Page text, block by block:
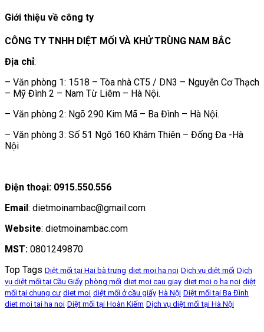
Giới thiệu về công ty
CÔNG TY TNHH DIỆT MỐI VÀ KHỬ TRÙNG NAM BẮC
Địa chỉ:
– Văn phòng 1: 1518 – Tòa nhà CT5 / DN3 – Nguyễn Cơ Thạch
– Mỹ Đình 2 – Nam Từ Liêm – Hà Nội.
– Văn phòng 2: Ngõ 290 Kim Mã – Ba Đình – Hà Nội.
– Văn phòng 3: Số 51 Ngõ 160 Khâm Thiên – Đống Đa -Hà
Nội
Điện thoại: 0915.550.556
Email: dietmoinambac@gmail.com
Website: dietmoinambac.com
MST: 0801249870
Top Tags Diệt mối tại Hai bà trưng diet moi ha noi Dịch vụ diệt mối Dịch
vụ diệt mối tại Cầu Giấy phòng mối diet moi cau giay diet moi o ha noi diệt
mối tại chung cư diet moi diệt mối ở cầu giấy Hà Nội Diệt mối tại Ba Đình
diet moi tai ha noi Diệt mối tại Hoàn Kiếm Dịch vụ diệt mối tại Hà Nội